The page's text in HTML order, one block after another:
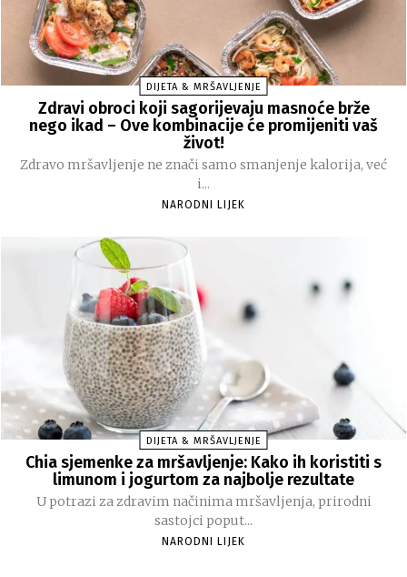
DIJETA & MRŠAVLJENJE
Zdravi obroci koji sagorijevaju masnoće brže
nego ikad – Ove kombinacije će promijeniti vaš
život!
Zdravo mršavljenje ne znači samo smanjenje kalorija, već
i...
NARODNI LIJEK
DIJETA & MRŠAVLJENJE
Chia sjemenke za mršavljenje: Kako ih koristiti s
limunom i jogurtom za najbolje rezultate
U potrazi za zdravim načinima mršavljenja, prirodni
sastojci poput...
NARODNI LIJEK